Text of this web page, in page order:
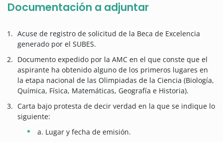
Documentación a adjuntar
Acuse de registro de solicitud de la Beca de Excelencia
generado por el SUBES.
Documento expedido por la AMC en el que conste que el
aspirante ha obtenido alguno de los primeros lugares en
la etapa nacional de las Olimpiadas de la Ciencia (Biología,
Química, Física, Matemáticas, Geografía e Historia).
Carta bajo protesta de decir verdad en la que se indique lo
siguiente:
a. Lugar y fecha de emisión.